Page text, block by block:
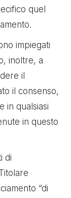
quel
impiegati
inoltre, a
il
il consenso,
in qualsiasi
in questo
di
“di